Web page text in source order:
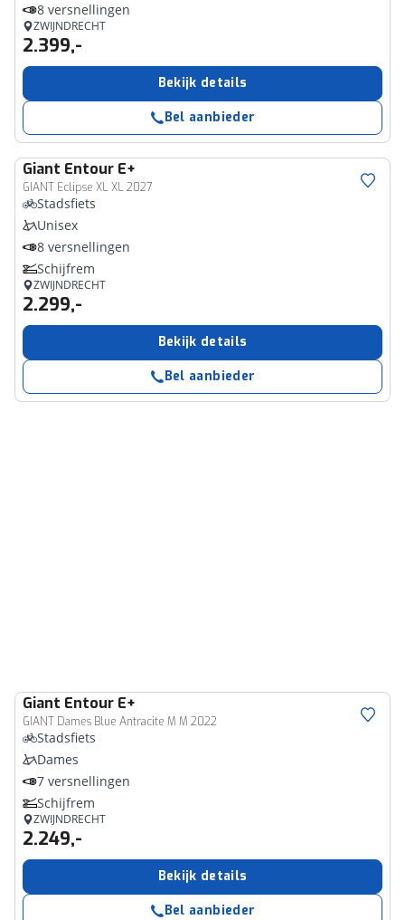
8 versnellingen
ZWIJNDRECHT
2.399,-
Bekijk details
Bel aanbieder
Giant Entour E+
GIANT Eclipse XL XL 2027
Stadsfiets
Unisex
8 versnellingen
Schijfrem
ZWIJNDRECHT
2.299,-
Bekijk details
Bel aanbieder
Giant Entour E+
GIANT Dames Blue Antracite M M 2022
Stadsfiets
Dames
7 versnellingen
Schijfrem
ZWIJNDRECHT
2.249,-
Bekijk details
Bel aanbieder